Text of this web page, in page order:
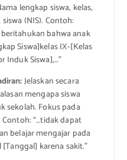
lengkap siswa, kelas,
(NIS). Contoh:
bahwa anak
Siswa]kelas IX-[Kelas
Induk Siswa],…”
Jelaskan secara
mengapa siswa
sekolah. Fokus pada
“…tidak dapat
belajar mengajar pada
karena sakit.”